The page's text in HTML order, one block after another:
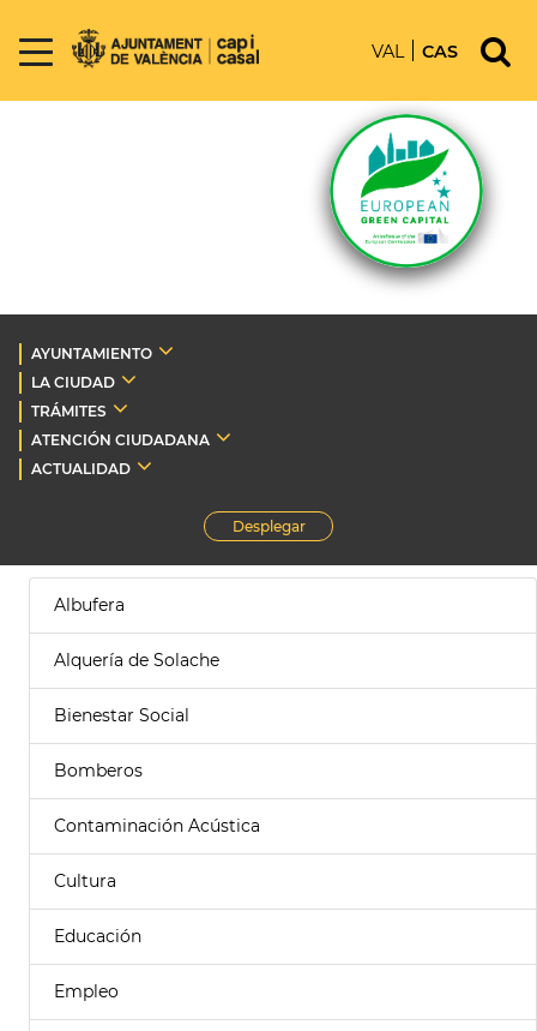
VAL CAS
AYUNTAMIENTO
LA CIUDAD
TRÁMITES
ATENCIÓN CIUDADANA
ACTUALIDAD
Desplegar
Albufera
Alquería de Solache
Bienestar Social
Bomberos
Contaminación Acústica
Cultura
Educación
Empleo